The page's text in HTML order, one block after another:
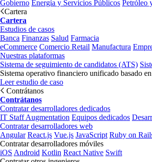
Gobierno Energía y Servicios Públicos Petróleo
Cartera
Cartera
Estudios de casos
Banca Finanzas Salud Farmacia
eCommerce Comercio Retail Manufactura
Nuestras plataformas
Sistema de seguimiento de candidatos (ATS)
Sistema operativo financiero unificado basado
Leer estudio de caso
Contrátanos
Contrátanos
Contratar desarrolladores dedicados
IT Staff Augmentation Equipos dedicados
Contratar desarrolladores web
Angular React.js Vue.js JavaScript Ruby on
Contratar desarrolladores móviles
iOS Android Kotlin React Native Swift